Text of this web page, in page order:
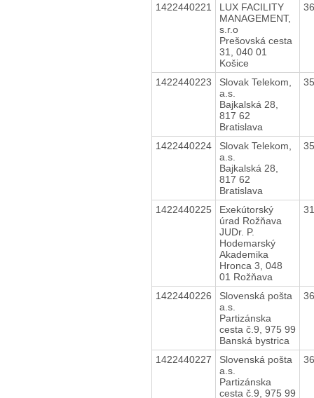
1422440221
LUX FACILITY
MANAGEMENT,
s.r.o
Prešovská cesta
31, 040 01
Košice
1422440223
Slovak Telekom,
a.s.
Bajkalská 28,
817 62
Bratislava
1422440224
Slovak Telekom,
a.s.
Bajkalská 28,
817 62
Bratislava
1422440225
Exekútorský
úrad Rožňava
JUDr. P.
Hodemarský
Akademika
Hronca 3, 048
01 Rožňava
1422440226
Slovenská pošta
a.s.
Partizánska
cesta č.9, 975 99
Banská bystrica
1422440227
Slovenská pošta
a.s.
Partizánska
cesta č.9, 975 99